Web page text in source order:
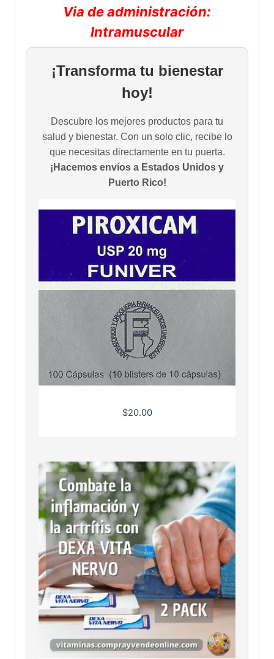
Via de administración:
Intramuscular
¡Transforma tu bienestar
hoy!
Descubre los mejores productos para tu
salud y bienestar. Con un solo clic, recibe lo
que necesitas directamente en tu puerta.
¡Hacemos envíos a Estados Unidos y
Puerto Rico!
$20.00